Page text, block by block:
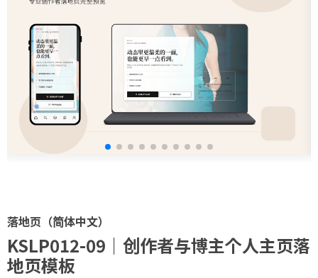
落地页（简体中文）
KSLP012-09｜创作者与博主个人主页落
地页模板